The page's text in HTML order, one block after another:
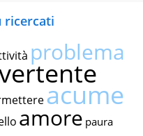
ricercati
problema
acume
amore paura